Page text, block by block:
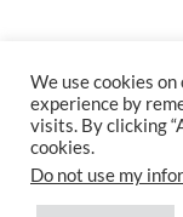
We use cookies
experience by
visits. By clicking
cookies.
Do not use my